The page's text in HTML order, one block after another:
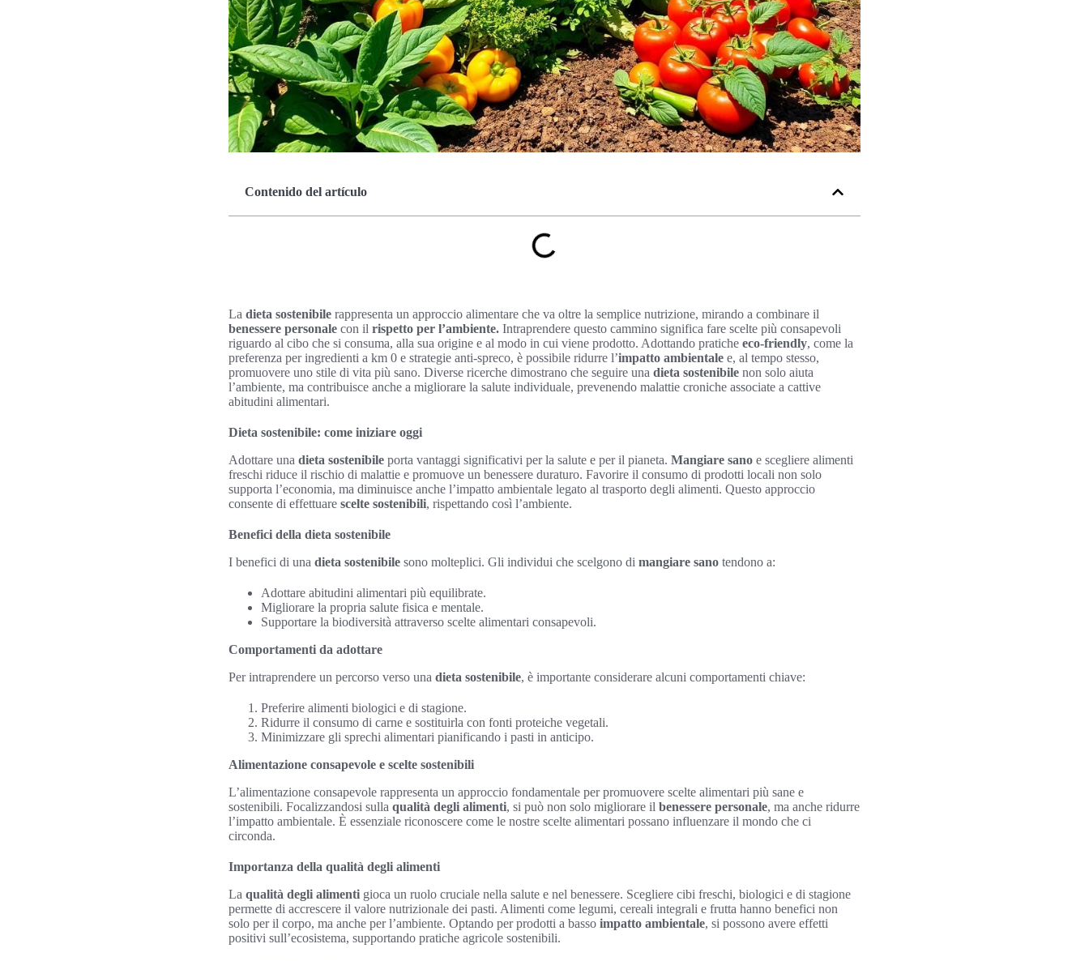
Contenido del artículo
La dieta sostenibile rappresenta un approccio alimentare che va oltre la semplice nutrizione, mirando a combinare il
benessere personale con il rispetto per l’ambiente. Intraprendere questo cammino significa fare scelte più consapevoli
riguardo al cibo che si consuma, alla sua origine e al modo in cui viene prodotto. Adottando pratiche eco-friendly, come la
preferenza per ingredienti a km 0 e strategie anti-spreco, è possibile ridurre l’impatto ambientale e, al tempo stesso,
promuovere uno stile di vita più sano. Diverse ricerche dimostrano che seguire una dieta sostenibile non solo aiuta
l’ambiente, ma contribuisce anche a migliorare la salute individuale, prevenendo malattie croniche associate a cattive
abitudini alimentari.
Dieta sostenibile: come iniziare oggi
Adottare una dieta sostenibile porta vantaggi significativi per la salute e per il pianeta. Mangiare sano e scegliere alimenti
freschi riduce il rischio di malattie e promuove un benessere duraturo. Favorire il consumo di prodotti locali non solo
supporta l’economia, ma diminuisce anche l’impatto ambientale legato al trasporto degli alimenti. Questo approccio
consente di effettuare scelte sostenibili, rispettando così l’ambiente.
Benefici della dieta sostenibile
I benefici di una dieta sostenibile sono molteplici. Gli individui che scelgono di mangiare sano tendono a:
Adottare abitudini alimentari più equilibrate.
Migliorare la propria salute fisica e mentale.
Supportare la biodiversità attraverso scelte alimentari consapevoli.
Comportamenti da adottare
Per intraprendere un percorso verso una dieta sostenibile, è importante considerare alcuni comportamenti chiave:
Preferire alimenti biologici e di stagione.
Ridurre il consumo di carne e sostituirla con fonti proteiche vegetali.
Minimizzare gli sprechi alimentari pianificando i pasti in anticipo.
Alimentazione consapevole e scelte sostenibili
L’alimentazione consapevole rappresenta un approccio fondamentale per promuovere scelte alimentari più sane e
sostenibili. Focalizzandosi sulla qualità degli alimenti, si può non solo migliorare il benessere personale, ma anche ridurre
l’impatto ambientale. È essenziale riconoscere come le nostre scelte alimentari possano influenzare il mondo che ci
circonda.
Importanza della qualità degli alimenti
La qualità degli alimenti gioca un ruolo cruciale nella salute e nel benessere. Scegliere cibi freschi, biologici e di stagione
permette di accrescere il valore nutrizionale dei pasti. Alimenti come legumi, cereali integrali e frutta hanno benefici non
solo per il corpo, ma anche per l’ambiente. Optando per prodotti a basso impatto ambientale, si possono avere effetti
positivi sull’ecosistema, supportando pratiche agricole sostenibili.